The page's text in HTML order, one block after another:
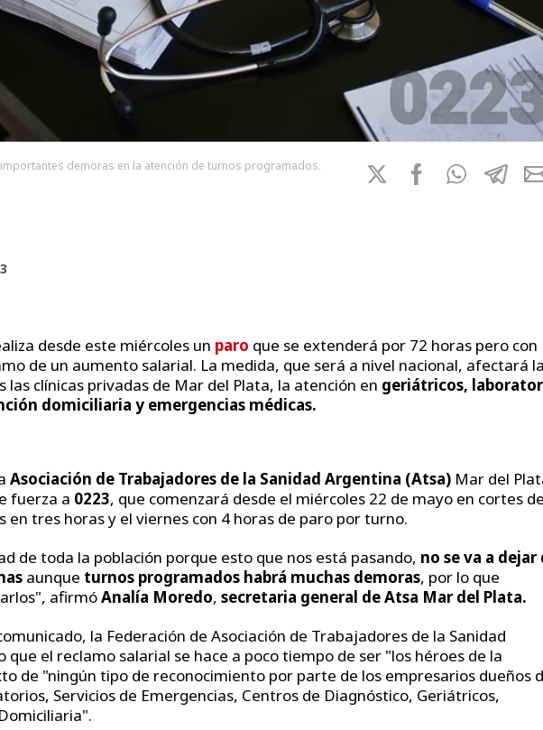
demoras en la atención de turnos programados.
desde este miércoles un paro que se extenderá por 72 horas pero con
de un aumento salarial. La medida, que será a nivel nacional, afectará
clínicas privadas de Mar del Plata, la atención en geriátricos,
domiciliaria y emergencias médicas.
Asociación de Trabajadores de la Sanidad Argentina (Atsa) Mar del
fuerza a 0223, que comenzará desde el miércoles 22 de mayo en cortes
en tres horas y el viernes con 4 horas de paro por turno.
de toda la población porque esto que nos está pasando, no se va a dejar
aunque turnos programados habrá muchas demoras, por lo que
afirmóAnalía Moredo, secretaria general deAtsa Mar del Plata.
la Federación de Asociación de Trabajadores de la Sanidad
que el reclamo salarial se hace a poco tiempo de ser "los héroes de la
de "ningún tipo de reconocimiento por parte de los empresarios dueños
Servicios de Emergencias, Centros de Diagnóstico, Geriátricos,